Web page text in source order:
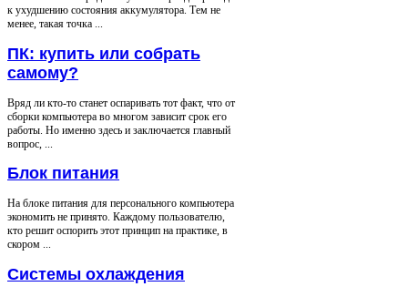
к ухудшению состояния аккумулятора. Тем не
менее, такая точка ...
ПК: купить или собрать
самому?
Вряд ли кто-то станет оспаривать тот факт, что от
сборки компьютера во многом зависит срок его
работы. Но именно здесь и заключается главный
вопрос, ...
Блок питания
На блоке питания для персонального компьютера
экономить не принято. Каждому пользователю,
кто решит оспорить этот принцип на практике, в
скором ...
Системы охлаждения